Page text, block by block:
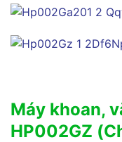
Máy khoan,
HP002GZ